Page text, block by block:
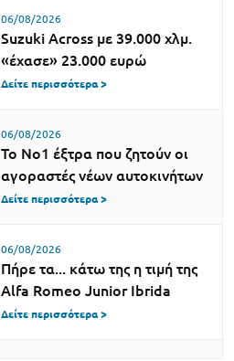
06/08/2026
Suzuki Across με 39.000 χλμ.
«έχασε» 23.000 ευρώ
Δείτε περισσότερα >
06/08/2026
Το Νο1 έξτρα που ζητούν οι
αγοραστές νέων αυτοκινήτων
Δείτε περισσότερα >
06/08/2026
Πήρε τα... κάτω της η τιμή της
Alfa Romeo Junior Ibrida
Δείτε περισσότερα >